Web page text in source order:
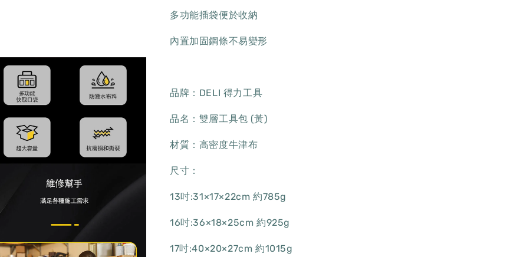
多功能插袋便於收納
內置加固鋼條不易變形
品牌：DELI 得力工具
品名：雙層工具包 (黃)
材質：高密度牛津布
尺寸：
13吋:31×17×22cm 約785g
16吋:36×18×25cm 約925g
17吋:40×20×27cm 約1015g